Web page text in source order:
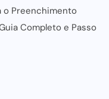
o Preenchimento
Completo e Passo